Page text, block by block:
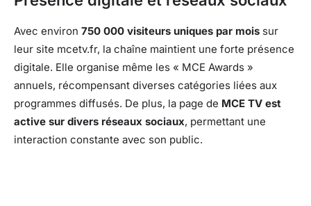
Avec environ 750 000 visiteurs uniques par mois sur
leur site mcetv.fr, la chaîne maintient une forte présence
digitale. Elle organise même les « MCE Awards »
annuels, récompensant diverses catégories liées aux
programmes diffusés. De plus, la page de MCE TV est
active sur divers réseaux sociaux, permettant une
interaction constante avec son public.